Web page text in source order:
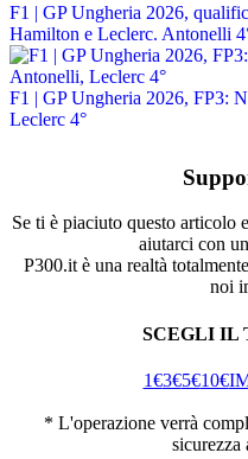
F1 | GP Ungheria 2026,
Hamilton e Leclerc. Antonelli
F1 | GP Ungheria 2026, FP3:
Leclerc 4°
Se ti è piaciuto questo articolo
aiutarci con
P300.it è una realtà
noi
SCEGLI IL
1€3€5€10€
* L'operazione verrà
sicurezza